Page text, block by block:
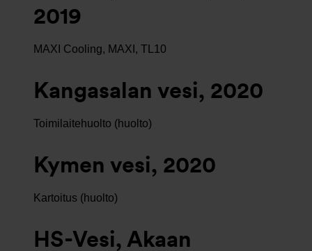
2019
MAXI Cooling, MAXI, TL10
Kangasalan vesi, 2020
Toimilaitehuolto (huolto)
Kymen vesi, 2020
Kartoitus (huolto)
HS-Vesi, Akaan